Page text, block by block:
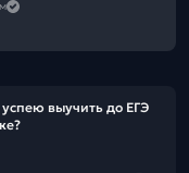
успею выучить до ЕГЭ